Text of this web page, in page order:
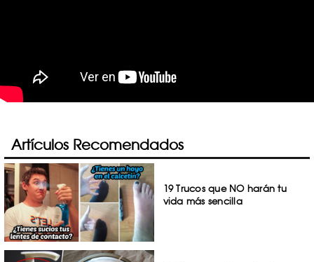
Artículos Recomendados
19 Trucos que NO harán tu
vida más sencilla